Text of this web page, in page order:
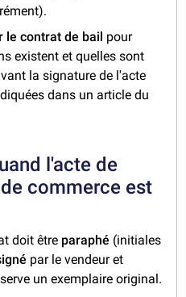
le contrat de bail pour
existent et quelles sont
la signature de l'acte
dans un article du
l'acte de
commerce est
doit être paraphé (initiales
par le vendeur et
un exemplaire original.